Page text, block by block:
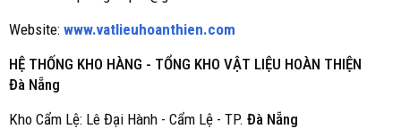
Website: www.vatlieuhoanthien.com
HỆ THỐNG KHO HÀNG - TỔNG KHO VẬT LIỆU HOÀN THIỆN
Đà Nẵng
Kho Cẩm Lệ: Lê Đại Hành - Cẩm Lệ - TP. Đà Nẵng